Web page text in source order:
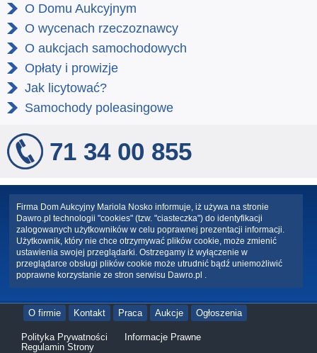
O Domu Aukcyjnym
O wycenach rzeczoznawcy
O aukcjach samochodowych
Opłaty i prowizje
Jak licytować?
Samochody poleasingowe
71 34 00 855
Firma Dom Aukcyjny Mariola Nosko informuje, iż używa na stronie
Dawro.pl technologii "cookies" (tzw. "ciasteczka") do identyfikacji
zalogowanych użytkowników w celu poprawnej prezentacji informacji.
Użytkownik, który nie chce otrzymywać plików cookie, może zmienić
ustawienia swojej przeglądarki. Ostrzegamy iż wyłączenie w
przeglądarce obsługi plików cookie może utrudnić bądź uniemożliwić
poprawne korzystanie ze stron serwisu Dawro.pl .
O firmie Kontakt Praca Aukcje Ogłoszenia
Polityka Prywatności
Informacje Prawne
Regulamin Strony